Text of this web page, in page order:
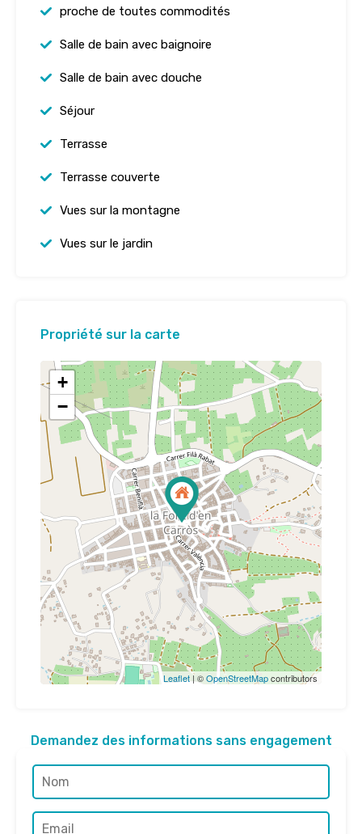
proche de toutes commodités
Salle de bain avec baignoire
Salle de bain avec douche
Séjour
Terrasse
Terrasse couverte
Vues sur la montagne
Vues sur le jardin
Propriété sur la carte
+
−
Leaflet| ©OpenStreetMapcontributors
Demandez des informations sans engagement